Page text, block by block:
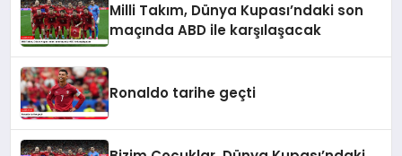
Milli Takım, Dünya Kupası’ndaki son
maçında ABD ile karşılaşacak
Ronaldo tarihe geçti